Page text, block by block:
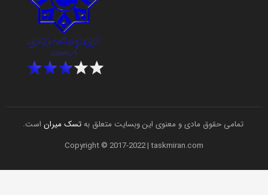
تمامی حقوق مادی و معنوی این وبسایت متعلق بهتسک میران است.
Copyright © 2017-2022 | taskmiran.com